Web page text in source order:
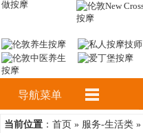
导航菜单
当前位置 ： 首页 » 服务-生活类 »